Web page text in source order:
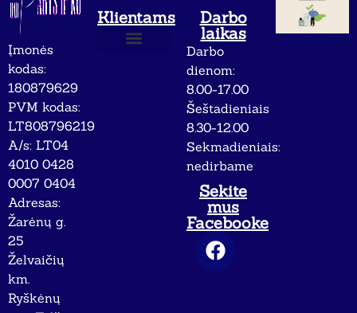
Įmonės
kodas:
180879629
PVM kodas:
LT808796219
A/s: LT04
4010 0428
0007 0404
Adresas:
Žarėnų g.
25
Želvaičių
km.
Ryškėnų
Klientams
Darbo
laikas
Darbo
dienom:
8.00-17.00
Šeštadieniais
8.30-12.00
Sekmadieniais:
nedirbame
Sekite
mus
Facebooke